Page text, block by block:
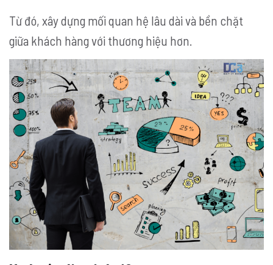
Từ đó, xây dựng mối quan hệ lâu dài và bền chặt
giữa khách hàng với thương hiệu hơn.